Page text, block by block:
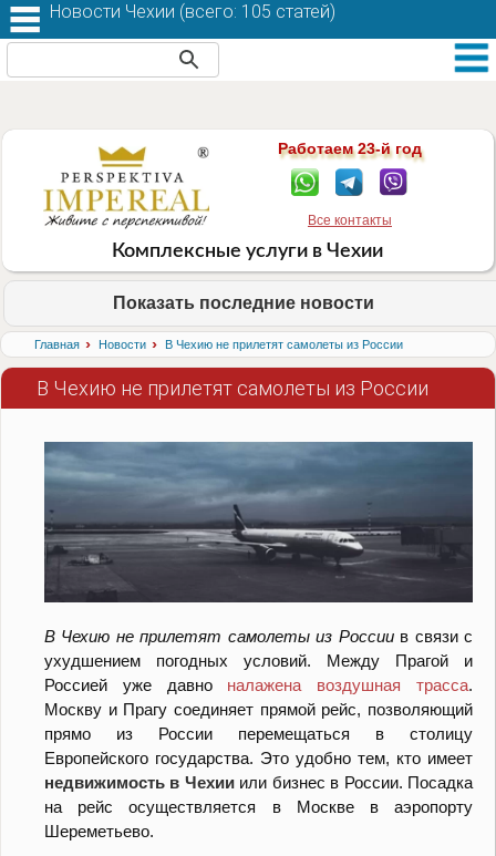
Работаем 23-й год
Все контакты
Комплексные услуги в Чехии
Показать последние новости
Главная › Новости › В Чехию не прилетят самолеты из России
В Чехию не прилетят самолеты из России
В Чехию не прилетят самолеты из Россиив связи с
ухудшением погодных условий. Между Прагой и
Россией уже давно налажена воздушная трасса.
Москву и Прагу соединяет прямой рейс, позволяющий
прямо из России перемещаться в столицу
Европейского государства. Это удобно тем, кто имеет
недвижимость в Чехииили бизнес в России. Посадка
на рейс осуществляется в Москве в аэропорту
Шереметьево.
Новости Чехии (всего: 105 статей)